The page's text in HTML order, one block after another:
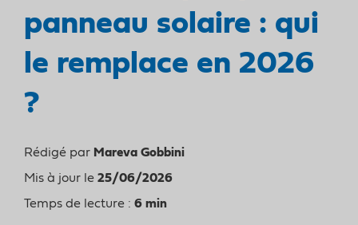
Isolation thermique
Changement de
Rénovation globale
Audit énergétique
Panneaux solaires
panneau solaire : qui
le remplace en 2026
?
Rédigé par Mareva Gobbini
Mis à jour le 25/06/2026
Temps de lecture : 6 min